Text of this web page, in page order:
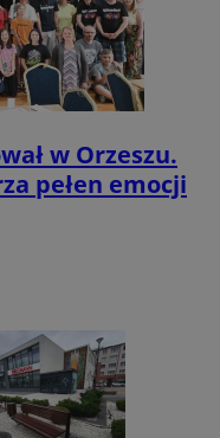
w Orzeszu.
pełen emocji